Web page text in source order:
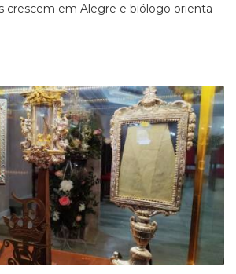
crescem em Alegre e biólogo orienta